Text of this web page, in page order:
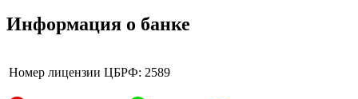
Информация о банке
Номер лицензии ЦБРФ: 2589